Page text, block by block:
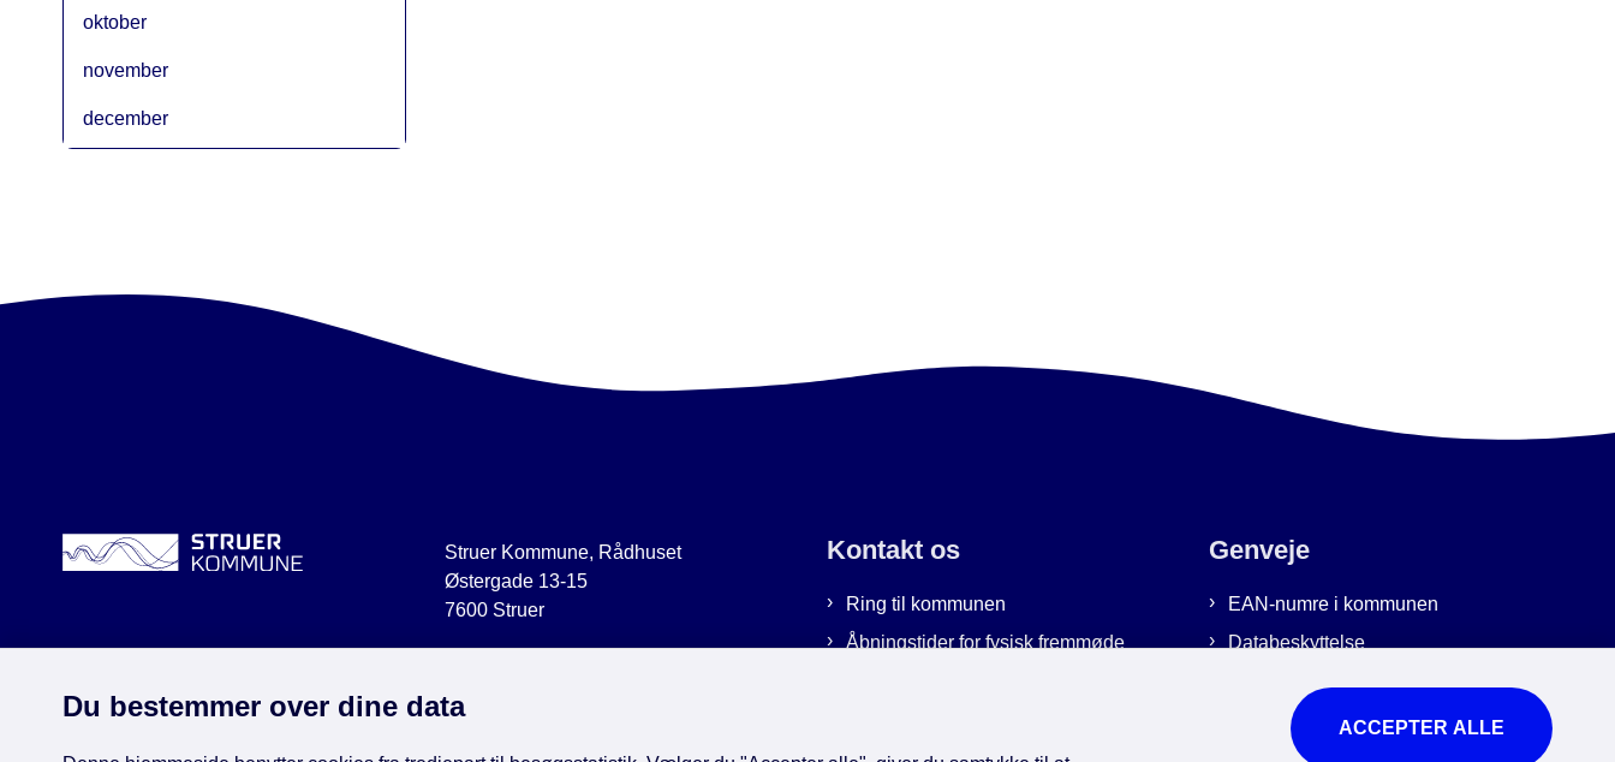
oktober
november
december
Struer Kommune, Rådhuset
Østergade 13-15
7600 Struer
Kontakt os
Ring til kommunen
Åbningstider for fysisk fremmøde
Genveje
EAN-numre i kommunen
Databeskyttelse
Tilgængelighedserklæring
Brug af kunstig intelligens
Du bestemmer over dine data
ACCEPTER ALLE